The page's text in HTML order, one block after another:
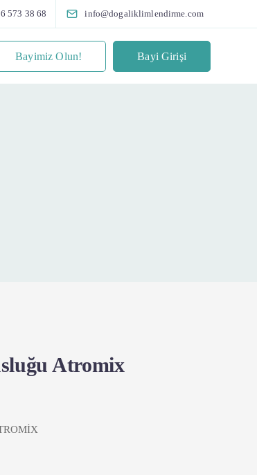
573 38 68 info@dogaliklimlendirme.com
Bayimiz Olun! Bayi Girişi
Atromix